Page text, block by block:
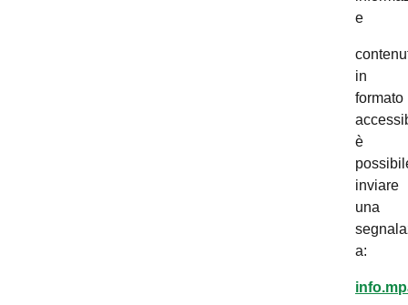
e
in
formato
è
inviare
una
a: